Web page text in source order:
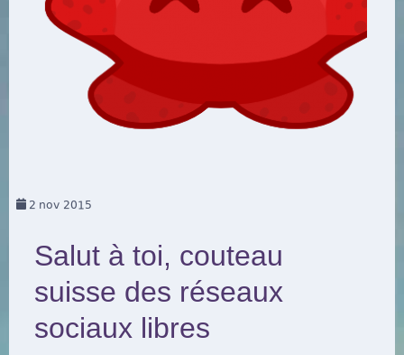
2 nov 2015
Salut à toi, couteau
suisse des réseaux
sociaux libres